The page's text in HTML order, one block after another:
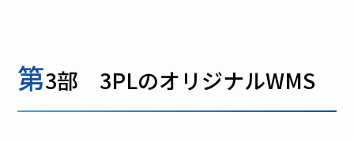
第3部 3PLのオリジナルWMS